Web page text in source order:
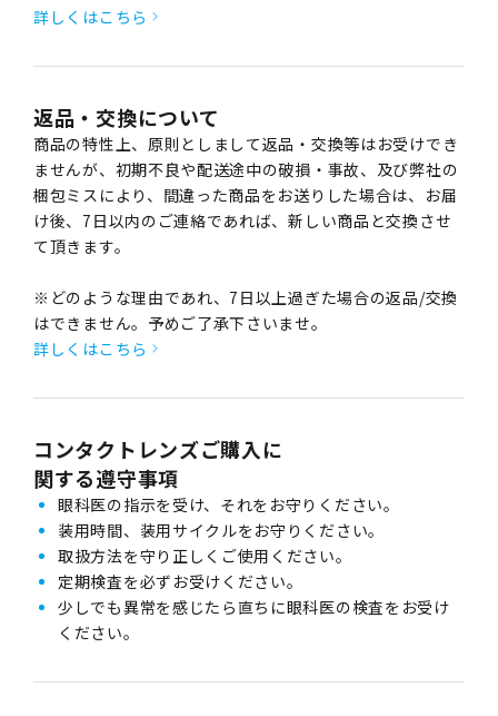
詳しくはこちら
返品・交換について
商品の特性上、原則としまして返品・交換等はお受けでき
ませんが、初期不良や配送途中の破損・事故、及び弊社の
梱包ミスにより、間違った商品をお送りした場合は、お届
け後、7日以内のご連絡であれば、新しい商品と交換させ
て頂きます。
※どのような理由であれ、7日以上過ぎた場合の返品/交換
はできません。予めご了承下さいませ。
詳しくはこちら
コンタクトレンズご購入に
関する遵守事項
眼科医の指示を受け、それをお守りください。
装用時間、装用サイクルをお守りください。
取扱方法を守り正しくご使用ください。
定期検査を必ずお受けください。
少しでも異常を感じたら直ちに眼科医の検査をお受け
ください。